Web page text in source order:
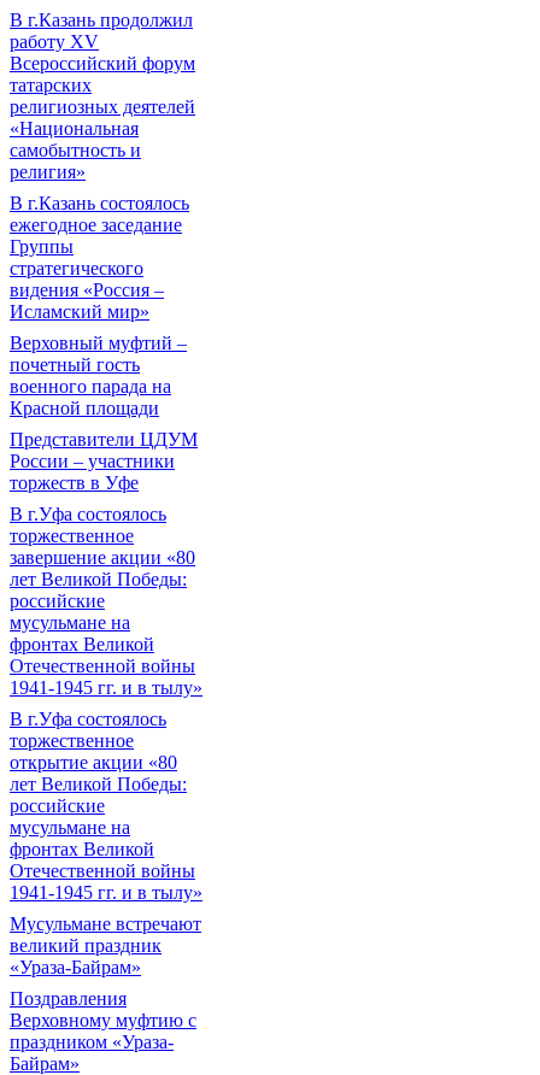
В г.Казань продолжил
работу XV
Всероссийский форум
татарских
религиозных деятелей
«Национальная
самобытность и
религия»
В г.Казань состоялось
ежегодное заседание
Группы
стратегического
видения «Россия –
Исламский мир»
Верховный муфтий –
почетный гость
военного парада на
Красной площади
Представители ЦДУМ
России – участники
торжеств в Уфе
В г.Уфа состоялось
торжественное
завершение акции «80
лет Великой Победы:
российские
мусульмане на
фронтах Великой
Отечественной войны
1941-1945 гг. и в тылу»
В г.Уфа состоялось
торжественное
открытие акции «80
лет Великой Победы:
российские
мусульмане на
фронтах Великой
Отечественной войны
1941-1945 гг. и в тылу»
Мусульмане встречают
великий праздник
«Ураза-Байрам»
Поздравления
Верховному муфтию с
праздником «Ураза-
Байрам»